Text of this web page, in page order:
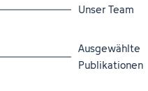
Zum Abschnitt
Unser Team
Zum Abschnitt
Ausgewählte
Publikationen